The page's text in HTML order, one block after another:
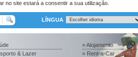
no site estará a consentir a sua utilização.
LÍNGUA
& Lazer
» Alojamento
» Rent-a-Car